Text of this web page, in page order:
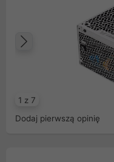
1 z 7
Poprzedni
Dodaj pierwszą opinię